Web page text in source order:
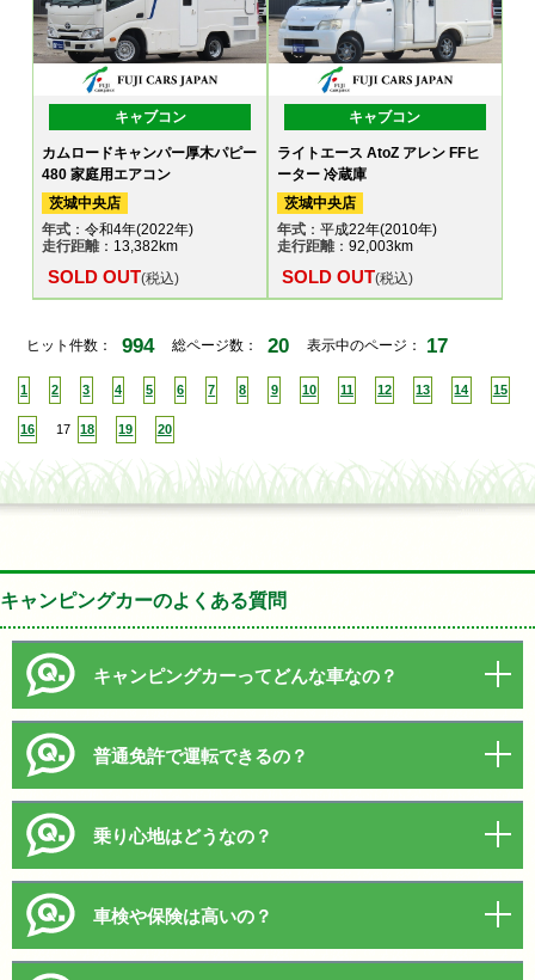
キャブコン
カムロードキャンパー厚木パピー
480 家庭用エアコン
茨城中央店
年式 ：令和4年(2022年)
走行距離：13,382km
SOLD OUT(税込)
キャブコン
ライトエース AtoZ アレン FFヒ
ーター 冷蔵庫
茨城中央店
年式：平成22年(2010年)
走行距離：92,003km
SOLD OUT(税込)
ヒット件数： 994 総ページ数： 20 表示中のページ： 17
1 2 3 4 5 6 7 8 9 10 11 12 13 14 15
16 17 18 19 20
キャンピングカーのよくある質問
キャンピングカーってどんな車なの？
普通免許で運転できるの？
乗り心地はどうなの？
車検や保険は高いの？